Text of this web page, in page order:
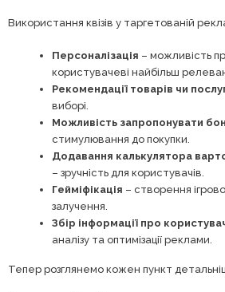
Використання квізів у таргетованій
Персоналізація – можливість
користувачеві найбільш
Рекомендації товарів чи
виборі.
Можливість запропонувати
стимулювання до покупки.
Додавання калькулятора
– зручність для користувачів.
Гейміфікація – створення
залучення.
Збір інформації про
аналізу та оптимізації реклами.
Тепер розглянемо кожен пункт